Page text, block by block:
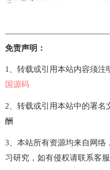
免责声明：
1、转载或引用本站内容须注
国源码
2、转载或引用本站中的署
酬
3、本站所有资源均来自网络
习研究，如有侵权请联系客